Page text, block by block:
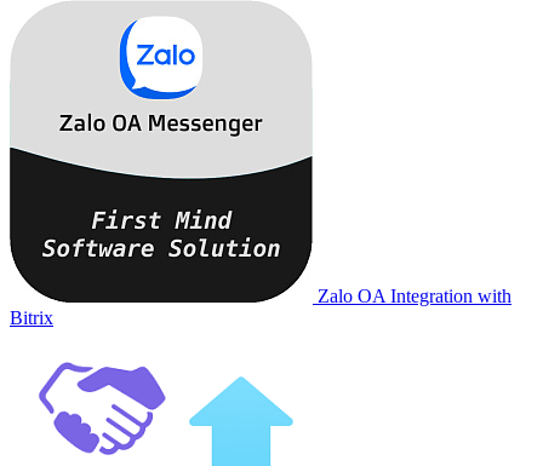
Zalo OA Integration with
Bitrix